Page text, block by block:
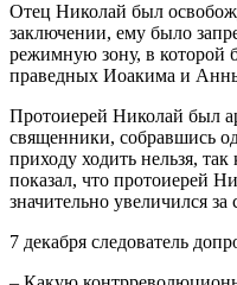
Отец Николай был
заключении, ему было
режимную зону, в которой
праведных Иоакима и
Протоиерей Николай был
священники, собравшись
приходу ходить нельзя,
показал, что протоиерей
значительно увеличился
7 декабря следователь